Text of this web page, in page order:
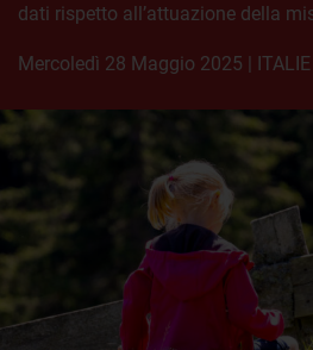
dati rispetto all’attuazione della
mercoledì 28 Maggio 2025 |